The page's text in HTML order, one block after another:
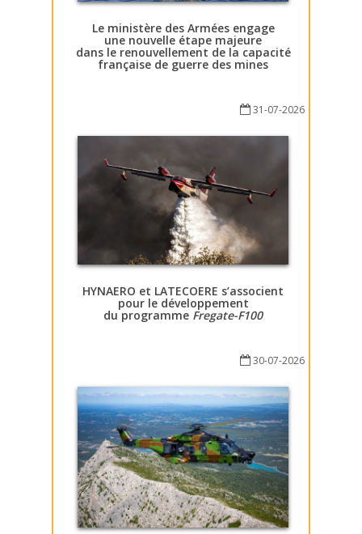
Le ministère des Armées engage
une nouvelle étape majeure
dans le renouvellement de la capacité
française de guerre des mines
31-07-2026
HYNAERO et LATECOERE s’associent
pour le développement
du programme Fregate-F100
30-07-2026